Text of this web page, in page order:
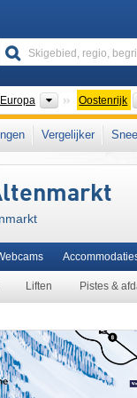
Europa Continenten
Oostenrijk
Europa Continenten
Oostenrijk
Europa , Europese
Vergelijker
Liften Pistes &